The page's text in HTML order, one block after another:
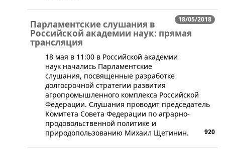
18/05/2018
Парламентские слушания в
Российской академии наук: прямая
трансляция
​18 мая в 11:00 в Российской академии
наук начались Парламентские
слушания, посвященные разработке
долгосрочной стратегии развития
агропромышленного комплекса Российской
Федерации. Слушания проводит председатель
Комитета Совета Федерации по аграрно-
продовольственной политике и
природопользованию Михаил Щетинин.
920